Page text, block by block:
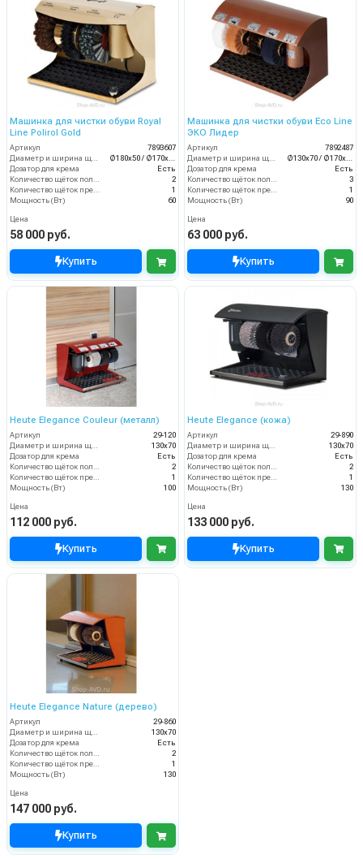
Машинка для чистки обуви Royal
Line Polirol Gold
Артикул
7893607
Диаметр и ширина щёток (мм)
Ø180х50 / Ø170х70
Дозатор для крема
Есть
Количество щёток полировки (шт)
2
Количество щёток предварительной очистки (шт)
1
Мощность (Вт)
60
Цена
58 000 руб.
Купить
Машинка для чистки обуви Eco Line
ЭКО Лидер
Артикул
7892487
Диаметр и ширина щёток (мм)
Ø130х70 / Ø170х70
Дозатор для крема
Есть
Количество щёток полировки (шт)
3
Количество щёток предварительной очистки (шт)
1
Мощность (Вт)
90
Цена
63 000 руб.
Купить
Heute Elegance Couleur (металл)
Артикул
29-120
130х70
Дозатор для крема
Есть
2
1
Мощность (Вт)
100
Цена
112 000 руб.
Купить
Heute Elegance (кожа)
Артикул
29-890
130х70
Дозатор для крема
Есть
2
1
Мощность (Вт)
130
Цена
133 000 руб.
Купить
Heute Elegance Nature (дерево)
Артикул
29-860
Диаметр и ширина щёток (мм)
130х70
Дозатор для крема
Есть
Количество щёток полировки (шт)
2
Количество щёток предварительной очистки (шт)
1
Мощность (Вт)
130
Цена
147 000 руб.
Купить